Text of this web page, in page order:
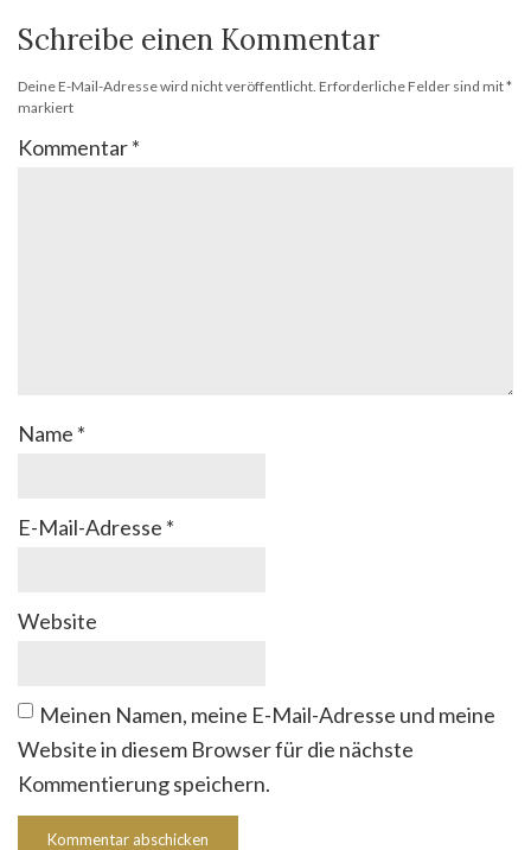
Schreibe einen Kommentar
Deine E-Mail-Adresse wird nicht veröffentlicht. Erforderliche Felder sind mit*
markiert
Kommentar*
Name *
E-Mail-Adresse *
Website
Meinen Namen, meine E-Mail-Adresse und meine
Website in diesem Browser für die nächste
Kommentierung speichern.